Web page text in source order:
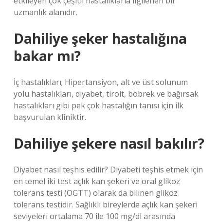
uzmanlık alanıdır.
Dahiliye şeker hastalığına
bakar mı?
İç hastalıkları; Hipertansiyon, alt ve üst solunum
yolu hastalıkları, diyabet, tiroit, böbrek ve bağırsak
hastalıkları gibi pek çok hastalığın tanısı için ilk
başvurulan kliniktir.
Dahiliye şekere nasıl bakılır?
Diyabet nasıl teşhis edilir? Diyabeti teşhis etmek için
en temel iki test açlık kan şekeri ve oral glikoz
tolerans testi (OGTT) olarak da bilinen glikoz
tolerans testidir. Sağlıklı bireylerde açlık kan şekeri
seviyeleri ortalama 70 ile 100 mg/dl arasında